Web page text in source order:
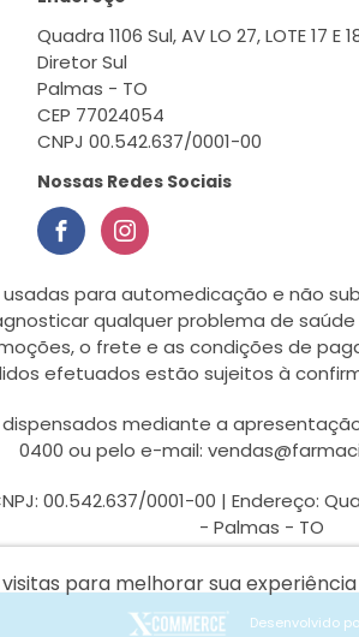
Quadra 1106 Sul, AV LO 27, LOTE 17 E
Diretor Sul
Palmas - TO
CEP 77024054
CNPJ 00.542.637/0001-00
Nossas Redes Sociais
para automedicação e não
qualquer problema de
o frete e as condições de
efetuados estão sujeitos à
mediante a
0400 ou pelo e-mail:
00.542.637/0001-00 | Endereço:
- Palmas - TO
para melhorar sua
Desenvolvido